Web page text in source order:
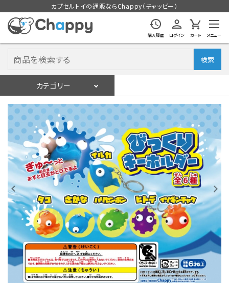
カプセルトイの通販ならChappy（チャッピー）
購入履歴 ログイン カート メニュー
検索
カテゴリー
ログイン 会員登録
入荷スケジュールをチェック
カプセルトイマシン本体
カプセルトイ
販促用空カプセル
レンタル
景品・玩具・文具